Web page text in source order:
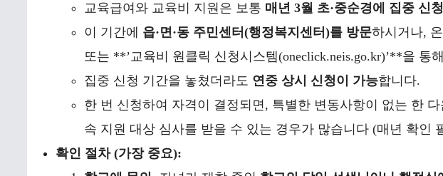
교육급여와 교육비 지원은 보통 매년 3월 초·중순경에 집중 신
이 기간에 읍·면·동 주민센터(행정복지센터)를 방문하시거나,
또는 **’교육비 원클릭 신청시스템(oneclick.neis.go.kr)’**을 통
집중 신청 기간을 놓쳤더라도 연중 상시 신청이 가능합니다.
한 번 신청하여 자격이 결정되면, 특별한 변동사항이 없는 한
속 지원 대상 심사를 받을 수 있는 경우가 많습니다 (매년 확인
확인 절차 (가장 중요):